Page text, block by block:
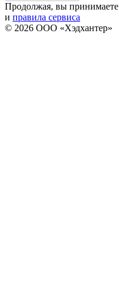
Продолжая, вы принимаете
и правила сервиса
© 2026 ООО «Хэдхантер»